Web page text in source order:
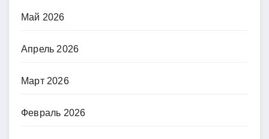
Май 2026
Апрель 2026
Март 2026
Февраль 2026